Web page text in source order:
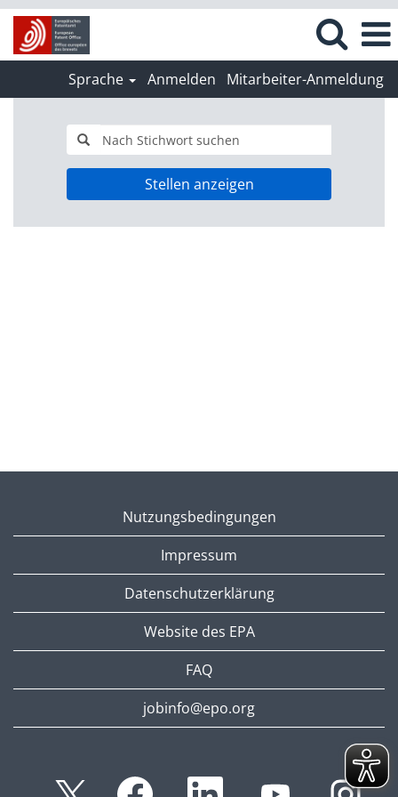
Sprache Anmelden Mitarbeiter-Anmeldung
Stellen anzeigen
Nutzungsbedingungen
Impressum
Datenschutzerklärung
Website des EPA
FAQ
jobinfo@epo.org
W W W W